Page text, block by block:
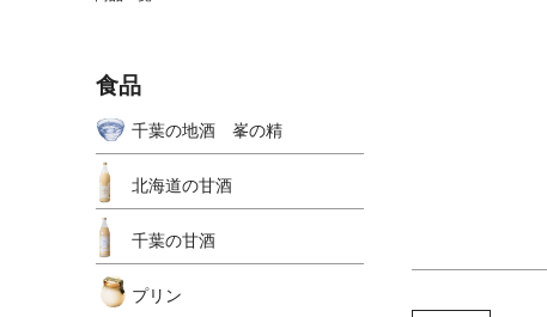
食品
千葉の地酒 峯の精
北海道の甘酒
千葉の甘酒
プリン